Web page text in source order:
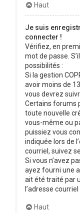
Haut
Je suis
connecter !
Vérifiez, en
mot de passe.
possibilités :
Si la gestion
avoir moins de
vous devrez
Certains forums
toute nouvelle
vous-même ou
puissiez vous
indiquée lors de
courriel, suivez
Si vous n’avez
ayez fourni une
ait été traité par
l’adresse
Haut